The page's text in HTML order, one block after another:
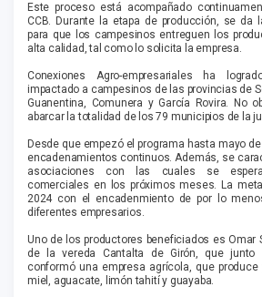
Este proceso está acompañado
CCB. Durante la etapa de producción, se da
para que los campesinos entreguen los
alta calidad, tal como lo solicita la empresa.
Conexiones Agro-empresariales ha
impactado a campesinos de las provincias de
Guanentina, Comunera y García Rovira. No
abarcar la totalidad de los 79 municipios de la
Desde que empezó el programa hasta mayo
encadenamientos continuos. Además, se
asociaciones con las cuales se
comerciales en los próximos meses. La
2024 con el encadenmiento de por lo
diferentes empresarios.
Uno de los productores beneficiados es Omar
de la vereda Cantalta de Girón, que
conformó una empresa agrícola, que
miel, aguacate, limón tahití y guayaba.